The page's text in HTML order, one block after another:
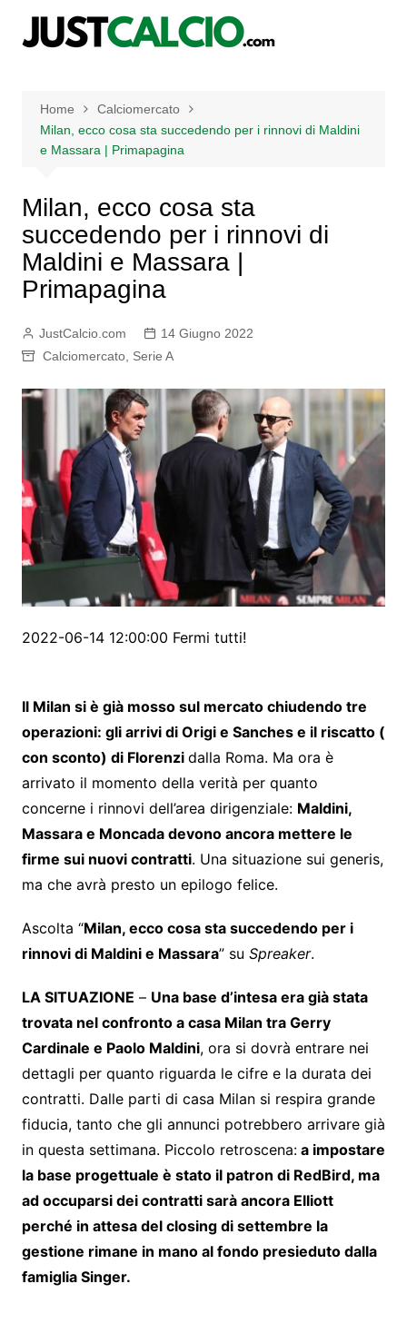
Home
Calciomercato
Milan, ecco cosa sta succedendo per i rinnovi di Maldini
e Massara | Primapagina
Milan, ecco cosa sta
succedendo per i rinnovi di
Maldini e Massara |
Primapagina
JustCalcio.com
14 Giugno 2022
Calciomercato, Serie A
2022-06-14 12:00:00 Fermi tutti!
Il Milan si è già mosso sul mercato chiudendo tre
operazioni: gli arrivi di Origi e Sanches e il riscatto (
con sconto) di Florenzi dalla Roma. Ma ora è
arrivato il momento della verità per quanto
concerne i rinnovi dell’area dirigenziale: Maldini,
Massara e Moncada devono ancora mettere le
firme sui nuovi contratti. Una situazione sui generis,
ma che avrà presto un epilogo felice.
Ascolta “Milan, ecco cosa sta succedendo per i
rinnovi di Maldini e Massara” su Spreaker.
LA SITUAZIONE – Una base d’intesa era già stata
trovata nel confronto a casa Milan tra Gerry
Cardinale e Paolo Maldini, ora si dovrà entrare nei
dettagli per quanto riguarda le cifre e la durata dei
contratti. Dalle parti di casa Milan si respira grande
fiducia, tanto che gli annunci potrebbero arrivare già
in questa settimana. Piccolo retroscena:a impostare
la base progettuale è stato il patron di RedBird, ma
ad occuparsi dei contratti sarà ancora Elliott
perché in attesa del closing di settembre la
gestione rimane in mano al fondo presieduto dalla
famiglia Singer.